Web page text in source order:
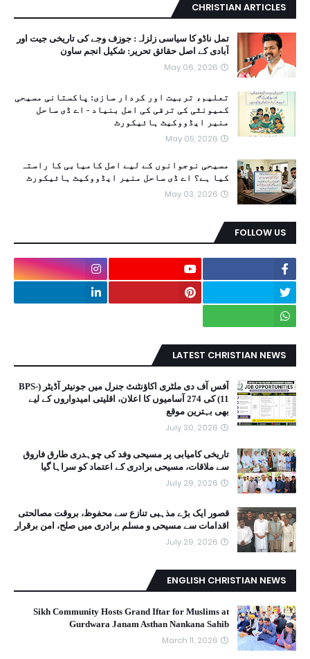
CHRISTIAN ARTICLES
تمل ناڈو کا سیاسی زلزلہ: جوزف وجے کی تاریخی جیت اور
آبادی کے اصل حقائق تحریر: شکیل انجم ساون
May 06, 2026
تعلیم، تربیت اور کردار سازی: پاکستانی مسیحی
کمیونٹی کی ترقی کی اصل بنیاد - اے ڈی ساحل
منیر ایڈووکیٹ ہائیکورٹ
May 05, 2026
مسیحی نوجوانوں کے لیے اصل کامیابی کا راستہ
کیا ہے؟ اے ڈی ساحل منیر ایڈووکیٹ ہائیکورٹ
May 03, 2026
FOLLOW US
LATEST CHRISTIAN NEWS
آفس آف دی ملٹری اکاؤنٹنٹ جنرل میں جونیئر آڈیٹر (BPS-
11) کی 274 آسامیوں کا اعلان، اقلیتی امیدواروں کے لیے
بھی بہترین موقع
July 30, 2026
تاریخی کامیابی پر مسیحی وفد کی چوہدری طارق فاروق
سے ملاقات، مسیحی برادری کے اعتماد کو سراہا گیا
July 29, 2026
قصور ایک بڑے مذہبی تنازع سے محفوظ، بروقت مصالحتی
اقدامات سے مسیحی و مسلم برادری میں صلح، امن برقرار
July 29, 2026
ENGLISH CHRISTIAN NEWS
Sikh Community Hosts Grand Iftar for Muslims at
Gurdwara Janam Asthan Nankana Sahib
March 11, 2026